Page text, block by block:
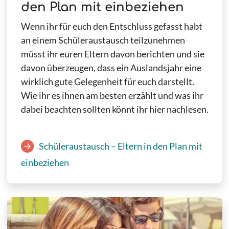
den Plan mit einbeziehen
Wenn ihr für euch den Entschluss gefasst habt
an einem Schüleraustausch teilzunehmen
müsst ihr euren Eltern davon berichten und sie
davon überzeugen, dass ein Auslandsjahr eine
wirklich gute Gelegenheit für euch darstellt.
Wie ihr es ihnen am besten erzählt und was ihr
dabei beachten sollten könnt ihr hier nachlesen.
Schüleraustausch – Eltern in den Plan mit
einbeziehen